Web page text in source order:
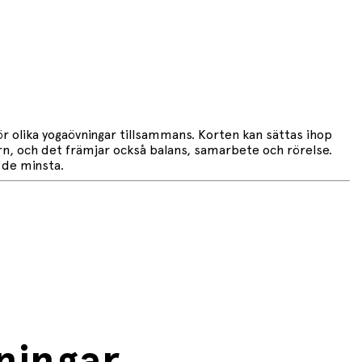
yogaövningar tillsammans. Korten kan sättas ihop
det främjar också balans, samarbete och rörelse.
minsta.